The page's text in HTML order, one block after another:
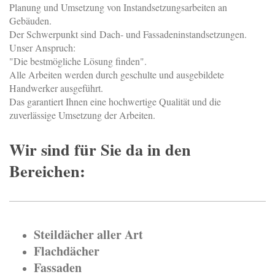
Planung und Umsetzung von Instandsetzungsarbeiten an
Gebäuden.
Der Schwerpunkt sind Dach- und Fassadeninstandsetzungen.
Unser Anspruch:
"Die bestmögliche Lösung finden".
Alle Arbeiten werden durch geschulte und ausgebildete
Handwerker ausgeführt.
Das garantiert Ihnen eine hochwertige Qualität und die
zuverlässige Umsetzung der Arbeiten.
Wir sind für Sie da in den
Bereichen:
Steildächer aller Art
Flachdächer
Fassaden